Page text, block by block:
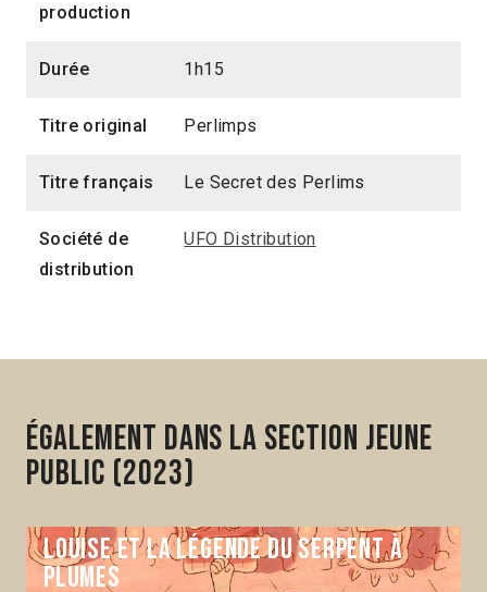
production
Durée 1h15
Titre original Perlimps
Titre français Le Secret des Perlims
Société de
distribution
UFO Distribution
Également dans la section Jeune
public (2023)
Louise et la légende du serpent à
plumes